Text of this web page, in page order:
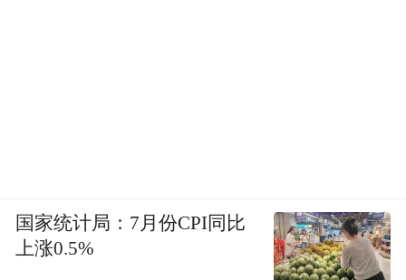
国家统计局：7月份CPI同比
上涨0.5%